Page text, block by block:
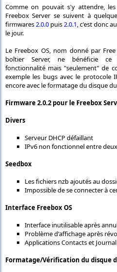
Comme on pouvait s'y attendre,
Freebox Server se suivent à
firmwares 2.0.0 puis 2.0.1 , c'est donc
le jour.
Le Freebox OS, nom donné par
boîtier Server, ne bénéficie ce
fonctionnalité mais "seulement" de
exemple les bugs avec le protocole
encore avec le formatage du disque
Firmware 2.0.2 pour le Freebox
Divers
Serveur DHCP défaillant
IPv6 non fonctionnel entre
Seedbox
Les fichiers nzb ajoutés au
Impossible de se connecter à
Interface Freebox OS
Interface inutilisable après
Problème d'affichage après
Applications Contacts et
Formatage/Vérification du disque